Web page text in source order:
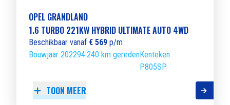
OPEL GRANDLAND
1.6 TURBO 221KW HYBRID ULTIMATE AUTO 4WD
Beschikbaar vanaf € 569 p/m
Bouwjaar 202294.240 km geredenKenteken
P805SP
TOON MEER